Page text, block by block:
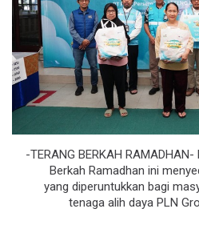
-TERANG BERKAH
Berkah Ramadhan ini
yang diperuntukkan bagi
tenaga alih daya PLN